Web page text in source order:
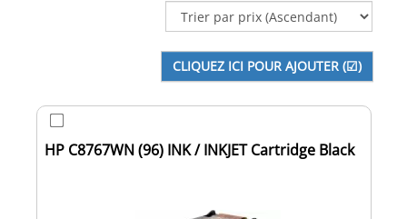
HP C8767WN (96) INK / INKJET Cartridge Black